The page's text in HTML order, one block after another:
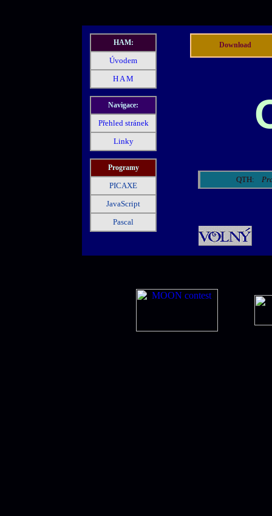
HAM:
Úvodem
H A M
Navigace:
Přehled stránek
Linky
Programy
PICAXE
JavaScript
Pascal
Download
QTH: